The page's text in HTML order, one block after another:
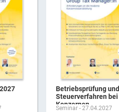
Betriebsprüfung und
Steuerverfahren bei
Konzernen
Seminar - 27.04.2027